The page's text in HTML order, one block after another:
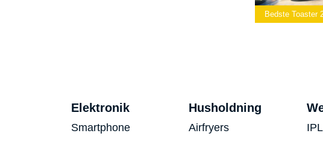
Bedste Toaster
Elektronik
Smartphone
Husholdning
Airfryers